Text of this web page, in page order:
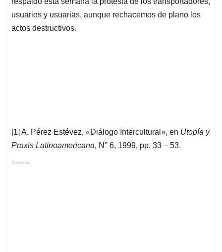
usuarios y usuarias, aunque rechacemos de plano los
actos destructivos.
[1] A. Pérez Estévez, «Diálogo Intercultural», en Utopía y
Praxis Latinoamericana, N° 6, 1999, pp. 33 – 53.
Anuncios.